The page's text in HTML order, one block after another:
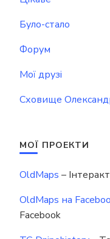
Було-стало
Форум
Мої друзі
Сховище
МОЇ ПРОЕКТИ
OldMaps –
OldMaps на
Facebook